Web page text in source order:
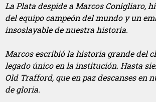
La Plata despide a Marcos Conigliaro,
del equipo campeón del mundo y un
insoslayable de nuestra historia.
Marcos escribió la historia grande del
legado único en la institución. Hasta
Old Trafford, que en paz descanses en
de gloria.